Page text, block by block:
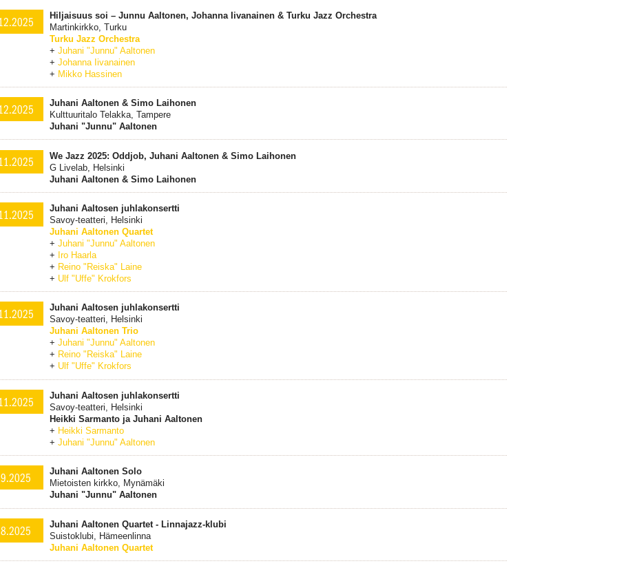
Hiljaisuus soi – Junnu Aaltonen, Johanna Iivanainen & Turku Jazz Orchestra
Martinkirkko, Turku
Turku Jazz Orchestra
+ Juhani "Junnu" Aaltonen
+ Johanna Iivanainen
+ Mikko Hassinen
Juhani Aaltonen & Simo Laihonen
Kulttuuritalo Telakka, Tampere
Juhani "Junnu" Aaltonen
We Jazz 2025: Oddjob, Juhani Aaltonen & Simo Laihonen
G Livelab, Helsinki
Juhani Aaltonen & Simo Laihonen
Juhani Aaltosen juhlakonsertti
Savoy-teatteri, Helsinki
Juhani Aaltonen Quartet
+ Juhani "Junnu" Aaltonen
+ Iro Haarla
+ Reino "Reiska" Laine
+ Ulf "Uffe" Krokfors
Juhani Aaltosen juhlakonsertti
Savoy-teatteri, Helsinki
Juhani Aaltonen Trio
+ Juhani "Junnu" Aaltonen
+ Reino "Reiska" Laine
+ Ulf "Uffe" Krokfors
Juhani Aaltosen juhlakonsertti
Savoy-teatteri, Helsinki
Heikki Sarmanto ja Juhani Aaltonen
+ Heikki Sarmanto
+ Juhani "Junnu" Aaltonen
Juhani Aaltonen Solo
Mietoisten kirkko, Mynämäki
Juhani "Junnu" Aaltonen
Juhani Aaltonen Quartet - Linnajazz-klubi
Suistoklubi, Hämeenlinna
Juhani Aaltonen Quartet